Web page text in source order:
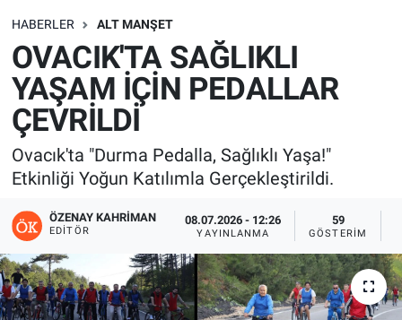
HABERLER ALT MANŞET
OVACIK'TA SAĞLIKLI
YAŞAM İÇİN PEDALLAR
ÇEVRİLDİ
Ovacık'ta "Durma Pedalla, Sağlıklı Yaşa!"
Etkinliği Yoğun Katılımla Gerçekleştirildi.
ÖZENAY KAHRIMAN
EDITÖR
08.07.2026 - 12:26
YAYINLANMA
59
GÖSTERIM